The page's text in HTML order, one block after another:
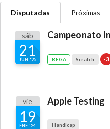
Disputadas Próximas
sáb
21
JUN '25 RFGA Scratch -3
vie
19
ENE '24
Apple Testing
Handicap